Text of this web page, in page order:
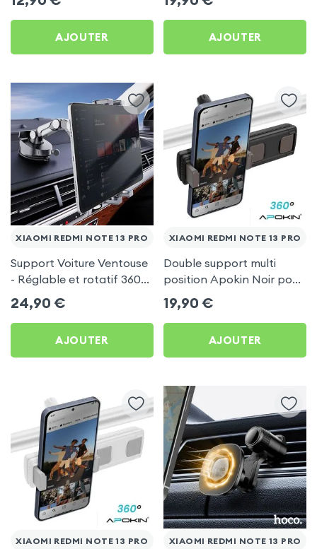
13 Pro
AJOUTER AJOUTER
XIAOMI REDMI NOTE 13 PRO
Support Voiture Ventouse
- Réglable et rotatif 360°
pour Xiaomi Redmi Note
13 Pro
24,90 €
AJOUTER
XIAOMI REDMI NOTE 13 PRO
Double support multi
position Apokin Noir pour
Xiaomi Redmi Note 13 Pro
19,90 €
AJOUTER
XIAOMI REDMI NOTE 13 PRO XIAOMI REDMI NOTE 13 PRO